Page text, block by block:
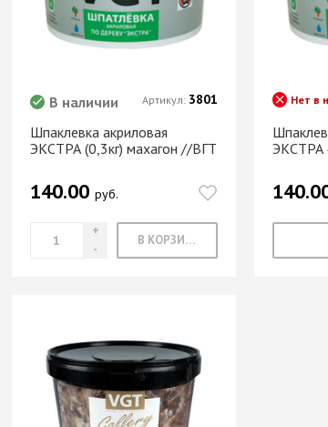
МАРКЕР МЕБЕЛЬНЫЙ
РЕСТАВРАЦИОННЫЕ
Замки мебельные
Корзины Kessebohmer
Полоки сетчатые,
обувные механизмы
Штанги выдвижные,
брючницы
Решетки
вентиляционные
мебельные
Шпаклевка акриловая
ЭКСТРА (0,3кг) махагон //ВГТ
В наличии
140.00 руб.
В КОРЗИНУ
Артикул: 3801
ЭКСТРА
Нет в